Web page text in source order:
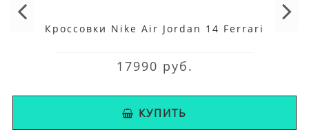
Кроссовки Nike Air Jordan 14 Ferrari
17990 руб.
КУПИТЬ